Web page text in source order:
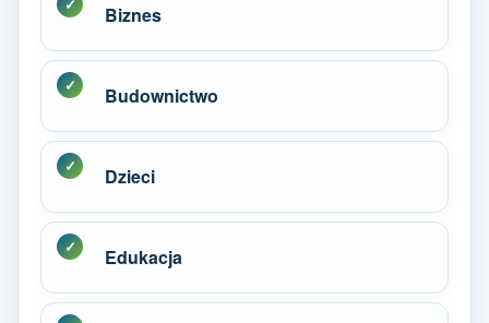
Biznes
Budownictwo
Dzieci
Edukacja